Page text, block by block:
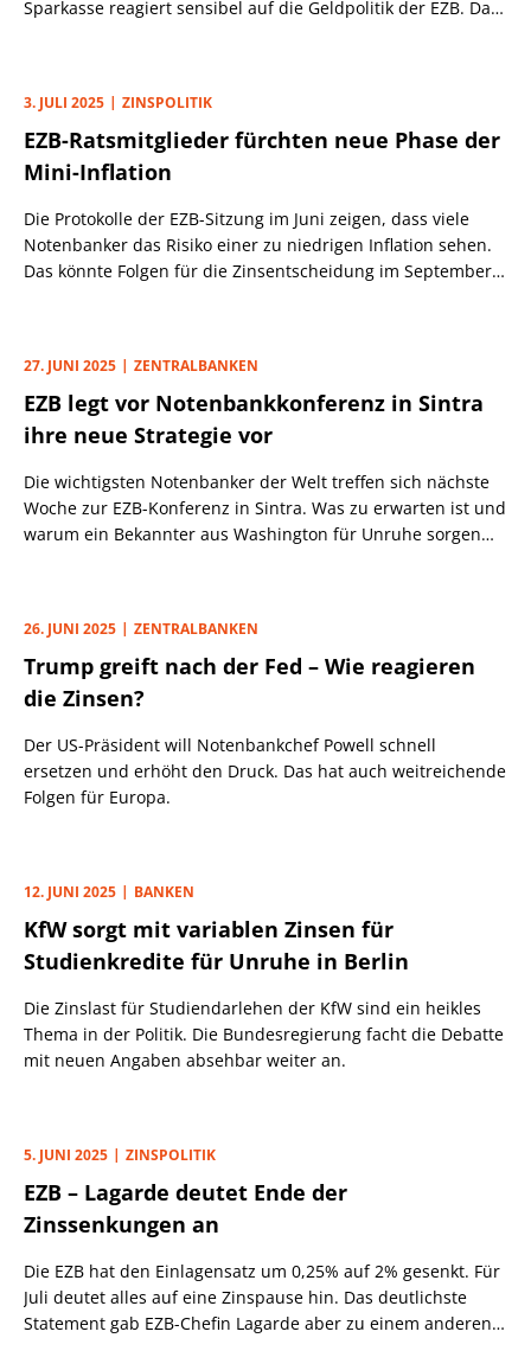
Sparkasse reagiert sensibel auf die Geldpolitik der EZB. Das
3. JULI 2025 ZINSPOLITIK
EZB-Ratsmitglieder fürchten neue Phase der
Mini-Inflation
Die Protokolle der EZB-Sitzung im Juni zeigen, dass viele
Notenbanker das Risiko einer zu niedrigen Inflation sehen.
Das könnte Folgen für die Zinsentscheidung im September
27. JUNI 2025 ZENTRALBANKEN
EZB legt vor Notenbankkonferenz in Sintra
ihre neue Strategie vor
Die wichtigsten Notenbanker der Welt treffen sich nächste
Woche zur EZB-Konferenz in Sintra. Was zu erwarten ist und
warum ein Bekannter aus Washington für Unruhe sorgen
26. JUNI 2025 ZENTRALBANKEN
Trump greift nach der Fed – Wie reagieren
die Zinsen?
Der US-Präsident will Notenbankchef Powell schnell
ersetzen und erhöht den Druck. Das hat auch weitreichende
Folgen für Europa.
12. JUNI 2025 BANKEN
KfW sorgt mit variablen Zinsen für
Studienkredite für Unruhe in Berlin
Die Zinslast für Studiendarlehen der KfW sind ein heikles
Thema in der Politik. Die Bundesregierung facht die Debatte
mit neuen Angaben absehbar weiter an.
5. JUNI 2025 ZINSPOLITIK
EZB – Lagarde deutet Ende der
Zinssenkungen an
Die EZB hat den Einlagensatz um 0,25% auf 2% gesenkt. Für
Juli deutet alles auf eine Zinspause hin. Das deutlichste
Statement gab EZB-Chefin Lagarde aber zu einem anderen